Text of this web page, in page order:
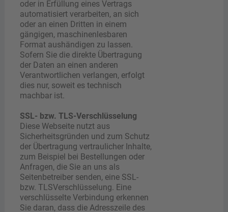
oder in Erfüllung eines Vertrags
automatisiert verarbeiten, an sich
oder an einen Dritten in einem
gängigen, maschinenlesbaren
Format aushändigen zu lassen.
Sofern Sie die direkte Übertragung
der Daten an einen anderen
Verantwortlichen verlangen, erfolgt
dies nur, soweit es technisch
machbar ist.
SSL- bzw. TLS-Verschlüsselung
Diese Webseite nutzt aus
Sicherheitsgründen und zum Schutz
der Übertragung vertraulicher Inhalte,
zum Beispiel bei Bestellungen oder
Anfragen, die Sie an uns als
Seitenbetreiber senden, eine SSL-
bzw. TLSVerschlüsselung. Eine
verschlüsselte Verbindung erkennen
Sie daran, dass die Adresszeile des